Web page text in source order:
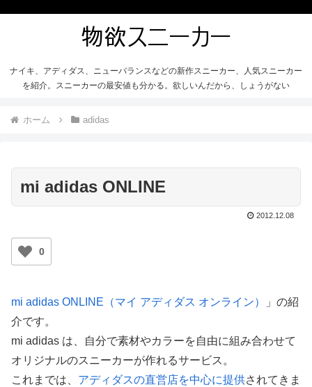
ナイキ、アディダス、ニューバランスなどの新作スニーカー、人気スニーカー
を紹介。スニーカーの最安値も分かる。欲しいんだから、しょうがない
ホーム adidas
mi adidas ONLINE
2012.12.08
0
mi adidas ONLINE（マイ アディダス オンライン）
」の紹
介です。
mi adidas は、自分で素材やカラーを自由に組み合わせて
オリジナルのスニーカーが作れるサービス。
これまでは、 アディダスの直営店を中心に提供されてきま